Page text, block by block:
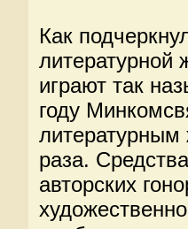
Как
литературной
играют так
году
раза.
авторских